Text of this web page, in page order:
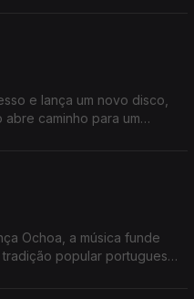
e lança um novo disco,
caminho para um
Ochoa, a música funde
popular portuguesa,